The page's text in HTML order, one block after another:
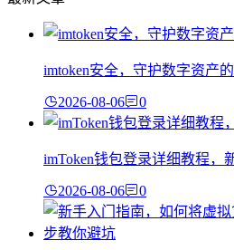
imtoken安全，守护数字资产
2026-08-06 0
imToken钱包登录详细教程，
2026-08-06 0